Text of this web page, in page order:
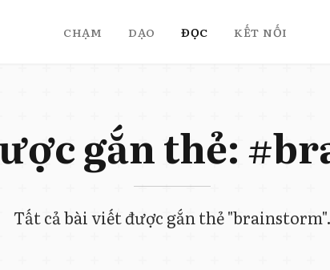
CHẠM DẠO ĐỌC KẾT NỐI
gắn thẻ:
Tất cả bài viết được gắn thẻ "brainstorm".